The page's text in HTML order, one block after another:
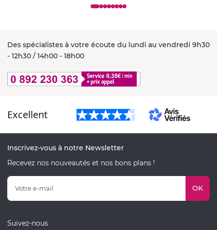
Des spécialistes à votre écoute du lundi au vendredi 9h30
- 12h30 / 14h00 - 18h00
Excellent
Inscrivez-vous à notre Newsletter
Recevez nos nouveautés et nos bons plans !
OK
Suivez-nous